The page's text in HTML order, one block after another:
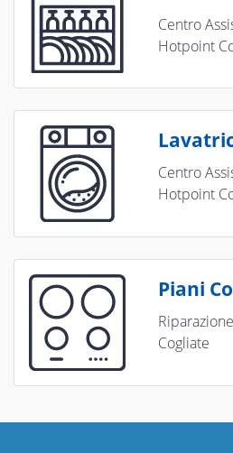
Centro
Hotpoint
Centro
Hotpoint
Piani
Cogliate